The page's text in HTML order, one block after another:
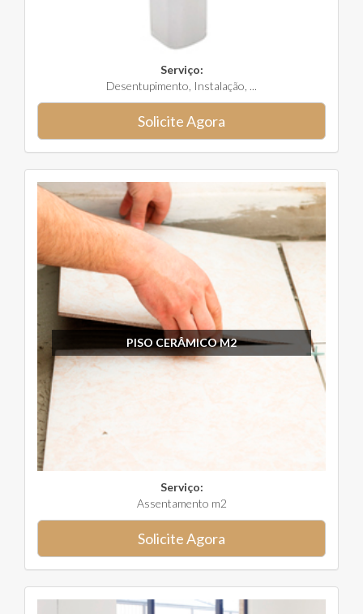
Serviço:
Desentupimento, Instalação, ...
Solicite Agora
PISO CERÂMICO M2
Serviço:
Assentamento m2
Solicite Agora